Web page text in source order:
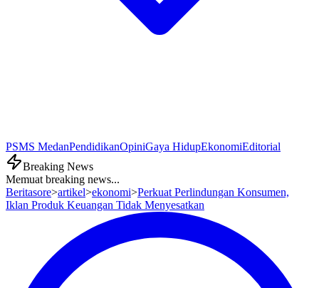
PSMS MedanPendidikanOpiniGaya HidupEkonomiEditorial
Breaking News
Memuat breaking news...
Beritasore>artikel>ekonomi>Perkuat Perlindungan Konsumen,
Iklan Produk Keuangan Tidak Menyesatkan